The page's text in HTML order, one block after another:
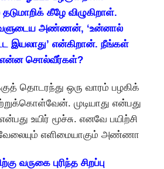
கீழே விழுகிறாள்.
அண்ணன், ‘உன்னால்
இயலாது’ என்கிறான். நீங்கள்
என்ன சொல்வீர்கள்?
தொடரந்து ஒரு வாரம் பழகிக்
முடியாது என்பது
உயிர் மூச்சு. எனவே பயிற்சி
எளிமையாகும் அண்ணா
வருகை புரிந்த சிறப்பு